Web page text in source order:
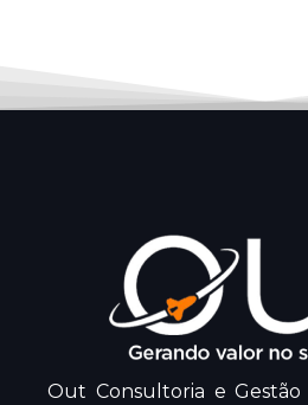
Out Consultoria e Gestão